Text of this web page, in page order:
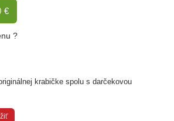
€
?
krabičke spolu s darčekovou